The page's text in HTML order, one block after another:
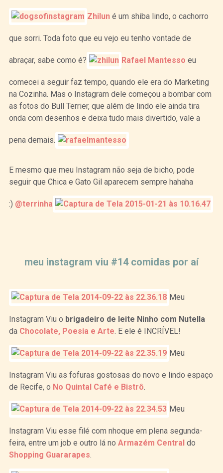
Zhiluné um shiba lindo, o cachorro
que sorri. Toda foto que eu vejo eu tenho vontade de
abraçar, sabe como é? Rafael Mantesso eu
comecei a seguir faz tempo, quando ele era do Marketing
na Cozinha. Mas o Instagram dele começou a bombar com
as fotos do Bull Terrier, que além de lindo ele ainda tira
onda com desenhos e deixa tudo mais divertido, vale a
pena demais.
E mesmo que meu Instagram não seja de bicho, pode
seguir que Chica e Gato Gil aparecem sempre hahaha
:) @terrinha
meu instagram viu #14 comidas por aí
Meu
Instagram Viu o brigadeiro de leite Ninho com Nutella
da Chocolate, Poesia e Arte. E ele é INCRÍVEL!
Meu
Instagram Viu as fofuras gostosas do novo e lindo espaço
de Recife, o No Quintal Café e Bistrô.
Meu
Instagram Viu esse filé com nhoque em plena segunda-
feira, entre um job e outro lá no Armazém Central do
Shopping Guararapes.